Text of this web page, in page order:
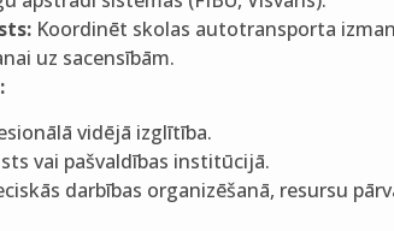
Koordinēt skolas autotransporta
uz sacensībām.
vidējā izglītība.
vai pašvaldības institūcijā.
darbības organizēšanā, resursu